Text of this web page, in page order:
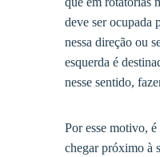
deve ser ocupada
nessa direção ou
esquerda é
nesse sentido,
Por esse motivo,
chegar próximo à